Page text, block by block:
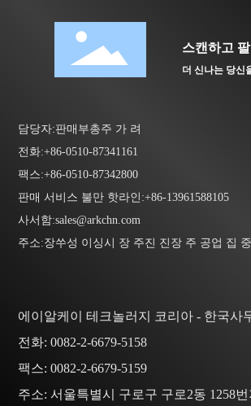
스캔하고
더 신나는 당신
담당자:판매부총주 가 려
전화:+86-0510-87341161
팩스:+86-0510-87342800
판매 서비스 불만 핫라인:+86-13961588105
사서함:sales@arkchn.com
주소:장쑤성 이싱시 장 주진 진장 주 공업 집
에이알케이 테크놀러지 코리아 - 한국사
전화:0082-2-6679-5158
팩스:0082-2-6679-5159
주소: 서울특별시 구로구 구로2동 1258번